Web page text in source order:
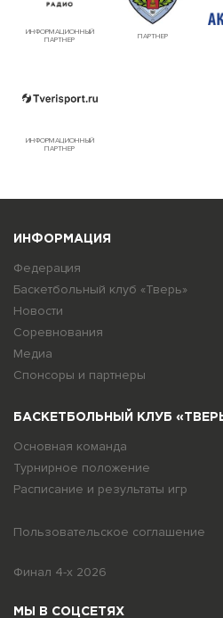
ИНФОРМАЦИОННЫЙ
ПАРТНЕР
ПАРТНЕР
ИНФОРМАЦИОННЫЙ
ПАРТНЕР
ИНФОРМАЦИЯ
Федерация
Баскетбольный клуб «Тверь»
Новости
Соревнования
Медиа
Спонсоры и партнеры
БАСКЕТБОЛЬНЫЙ КЛУБ
Основная команда
Турнирное положение
Расписание и результаты игр
Пользовательское соглашение
Финал 4-х 2026
МЫ В СОЦСЕТЯХ